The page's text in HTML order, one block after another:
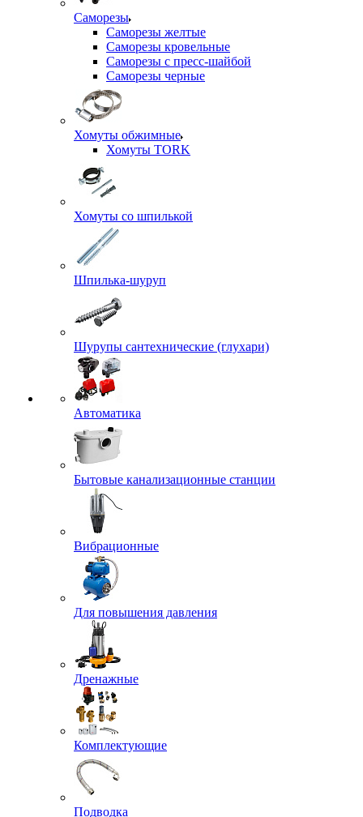
Саморезы
Саморезы желтые
Саморезы кровельные
Саморезы с пресс-шайбой
Саморезы черные
Хомуты обжимные
Хомуты TORK
Хомуты со шпилькой
Шпилька-шуруп
Шурупы сантехнические (глухари)
Автоматика
Бытовые канализационные станции
Вибрационные
Для повышения давления
Дренажные
Комплектующие
Подводка